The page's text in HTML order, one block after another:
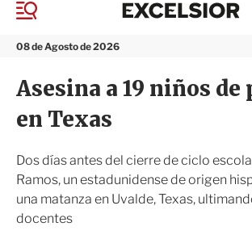
M
n
08 de Agosto de 2026
x
i
Asesina a 19 niños
en Texas
Dos días antes del cierre de ciclo
Ramos, un estadunidense de origen
una matanza en Uvalde, Texas,
docentes